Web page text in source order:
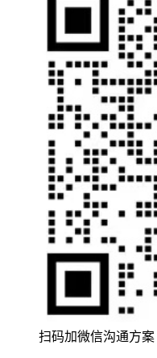
扫码加微信沟通方案